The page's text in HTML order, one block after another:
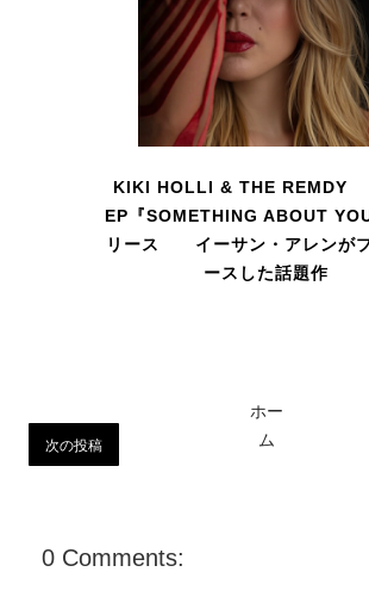
KIKI HOLLI & THE
EP『SOMETHING ABOUT
リース イーサン・アレンが
ースした話題作
次の投稿
ホー
ム
0 Comments: